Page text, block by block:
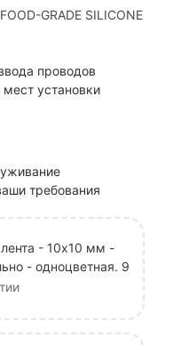
GRADE SILICONE
проводов
установки
требования